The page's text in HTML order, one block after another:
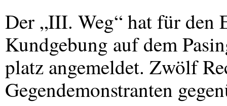
Der „III. Weg“ hat für den
Kundgebung auf dem
platz angemeldet. Zwölf
Gegendemonstranten